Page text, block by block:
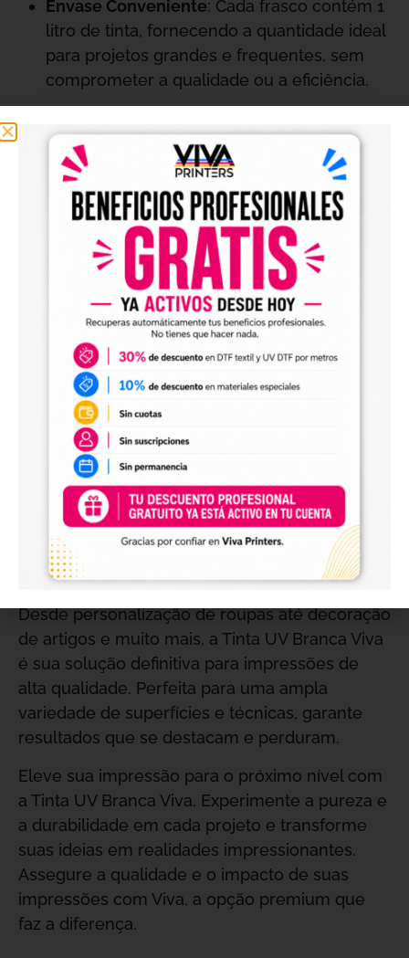
Envase Conveniente: Cada frasco contém 1
litro de tinta, fornecendo a quantidade ideal
para projetos grandes e frequentes, sem
comprometer a qualidade ou a eficiência.
Benefícios Clave
Resultados Excepcionais
impressões de alta qualidade com um
branco brilhante que realça as cores e
detalhes, ideal para aplicações artísticas e
comerciais.
Aplicação Uniforme: A Tinta Branca Viva
aplica-se de maneira uniforme e eficaz,
garantindo cobertura completa e
profissional em cada impressão.
Resistência a Longo Prazo
formulada para resistir ao passar do tempo
e ao uso intensivo, mantendo suas
impressões intactas e com cores vivas por
mais tempo.
Aplicações Recomendadas
Desde personalização de roupas até decoração
de artigos e muito mais, a Tinta UV Branca Viva
é sua solução definitiva para impressões de
alta qualidade. Perfeita para uma ampla
variedade de superfícies e técnicas, garante
resultados que se destacam e perduram.
Eleve sua impressão para o próximo nível com
a Tinta UV Branca Viva. Experimente a pureza e
a durabilidade em cada projeto e transforme
suas ideias em realidades impressionantes.
Assegure a qualidade e o impacto de suas
impressões com Viva, a opção premium que
faz a diferença.